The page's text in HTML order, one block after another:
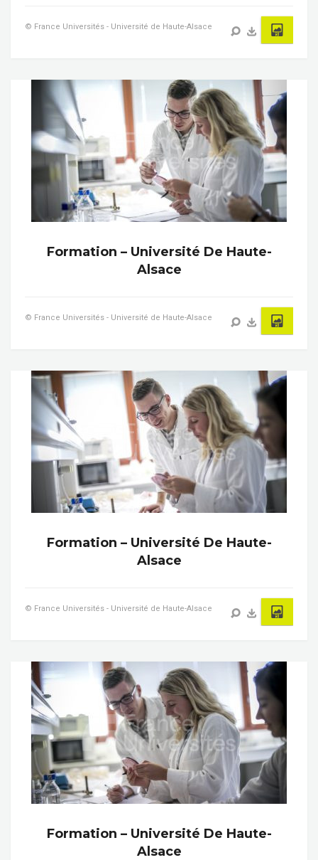
© France Universités - Université de Haute-Alsace
Formation – Université De Haute-
Alsace
© France Universités - Université de Haute-Alsace
Formation – Université De Haute-
Alsace
© France Universités - Université de Haute-Alsace
Formation – Université De Haute-
Alsace